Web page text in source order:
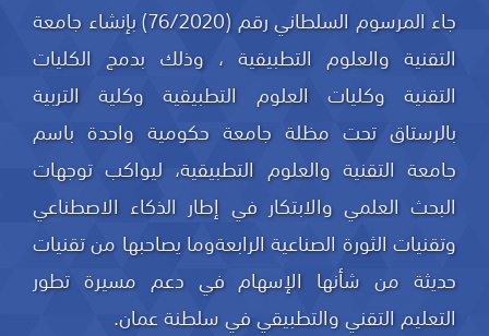
جاء المرسوم السلطاني رقم (76/2020) بإنشاء جامعة
التقنية والعلوم التطبيقية ، وذلك بدمج الكليات
التقنية وكليات العلوم التطبيقية وكلية التربية
بالرستاق تحت مظلة جامعة حكومية واحدة باسم
جامعة التقنية والعلوم التطبيقية، ليواكب توجهات
البحث العلمي والابتكار في إطار الذكاء الاصطناعي
وتقنيات الثورة الصناعية الرابعةوما يصاحبها من تقنيات
حديثة من شأنها الإسهام في دعم مسيرة تطور
التعليم التقني والتطبيقي في سلطنة عمان.